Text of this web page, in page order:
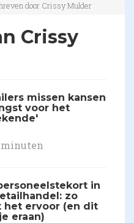
door Crissy Mulder
Crissy
missen kansen
voor het
minuten
in
zo
het ervoor (en dit
eraan)